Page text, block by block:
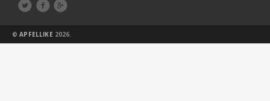
  
©APFELLIKE 2026.